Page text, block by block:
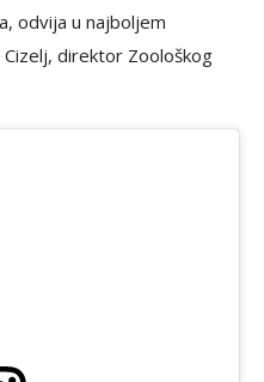
odvija u najboljem
direktor Zoološkog